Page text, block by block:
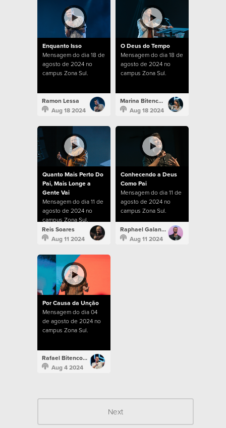
Enquanto Isso
Mensagem do dia 18 de
agosto de 2024 no
campus Zona Sul.
Ramon Lessa
Aug 18 2024
O Deus do Tempo
Mensagem do dia 18 de
agosto de 2024 no
campus Zona Sul.
Marina Bitencourt
Aug 18 2024
Quanto Mais Perto Do
Pai, Mais Longe a
Gente Vai
Mensagem do dia 11 de
agosto de 2024 no
campus Zona Sul.
Reis Soares
Aug 11 2024
Conhecendo a Deus
Como Pai
Mensagem do dia 11 de
agosto de 2024 no
campus Zona Sul.
Raphael Galante
Aug 11 2024
Por Causa da Unção
Mensagem do dia 04
de agosto de 2024 no
campus Zona Sul.
Rafael Bitencourt
Aug 4 2024
Next